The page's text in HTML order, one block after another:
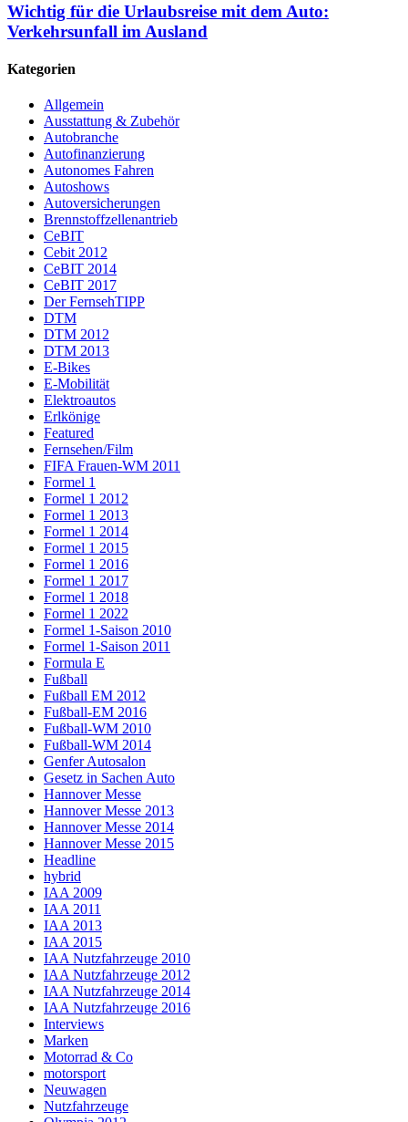
Wichtig für die Urlaubsreise mit dem Auto:
Verkehrsunfall im Ausland
Kategorien
Allgemein
Ausstattung & Zubehör
Autobranche
Autofinanzierung
Autonomes Fahren
Autoshows
Autoversicherungen
Brennstoffzellenantrieb
CeBIT
Cebit 2012
CeBIT 2014
CeBIT 2017
Der FernsehTIPP
DTM
DTM 2012
DTM 2013
E-Bikes
E-Mobilität
Elektroautos
Erlkönige
Featured
Fernsehen/Film
FIFA Frauen-WM 2011
Formel 1
Formel 1 2012
Formel 1 2013
Formel 1 2014
Formel 1 2015
Formel 1 2016
Formel 1 2017
Formel 1 2018
Formel 1 2022
Formel 1-Saison 2010
Formel 1-Saison 2011
Formula E
Fußball
Fußball EM 2012
Fußball-EM 2016
Fußball-WM 2010
Fußball-WM 2014
Genfer Autosalon
Gesetz in Sachen Auto
Hannover Messe
Hannover Messe 2013
Hannover Messe 2014
Hannover Messe 2015
Headline
hybrid
IAA 2009
IAA 2011
IAA 2013
IAA 2015
IAA Nutzfahrzeuge 2010
IAA Nutzfahrzeuge 2012
IAA Nutzfahrzeuge 2014
IAA Nutzfahrzeuge 2016
Interviews
Marken
Motorrad & Co
motorsport
Neuwagen
Nutzfahrzeuge